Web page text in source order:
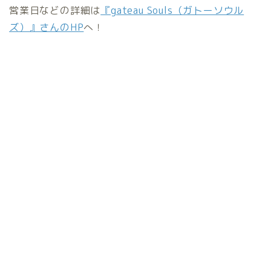
営業日などの詳細は 『gateau Souls（ガトーソウル
ズ）』さんのHPへ！